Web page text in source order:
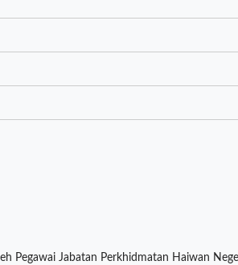
Pegawai Jabatan Perkhidmatan Haiwan